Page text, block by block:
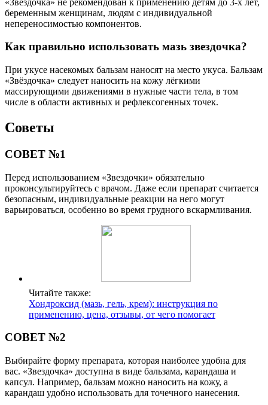
беременным женщинам, людям с индивидуальной
непереносимостью компонентов.
Как правильно использовать мазь звездочка?
При укусе насекомых бальзам наносят на место укуса. Бальзам
«Звёздочка» следует наносить на кожу лёгкими
массирующими движениями в нужные части тела, в том
числе в области активных и рефлексогенных точек.
Советы
СОВЕТ №1
Перед использованием «Звездочки» обязательно
проконсультируйтесь с врачом. Даже если препарат считается
безопасным, индивидуальные реакции на него могут
варьироваться, особенно во время грудного вскармливания.
Читайте также:
Хондроксид (мазь, гель, крем): инструкция по
применению, цена, отзывы, от чего помогает
СОВЕТ №2
Выбирайте форму препарата, которая наиболее удобна для
вас. «Звездочка» доступна в виде бальзама, карандаша и
капсул. Например, бальзам можно наносить на кожу, а
карандаш удобно использовать для точечного нанесения.